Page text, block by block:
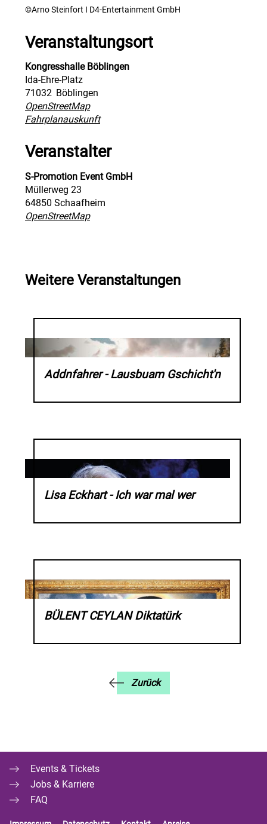
©Arno Steinfort I D4-Entertainment GmbH
Veranstaltungsort
Kongresshalle Böblingen
Ida-Ehre-Platz
71032 Böblingen
OpenStreetMap
Fahrplanauskunft
Veranstalter
S-Promotion Event GmbH
Müllerweg 23
64850 Schaafheim
OpenStreetMap
Weitere Veranstaltungen
Addnfahrer - Lausbuam Gschicht'n
Lisa Eckhart - Ich war mal wer
BÜLENT CEYLAN Diktatürk
Zurück
Events & Tickets
Jobs & Karriere
FAQ